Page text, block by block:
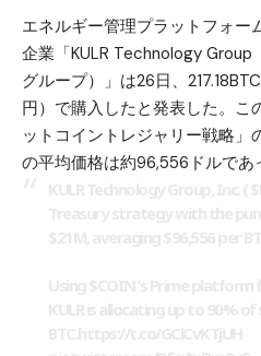
エネルギー管理プラットフォー
企業「KULR Technology Group
グループ）」は26日、
円）で購入したと発表した。こ
ットコイントレジャリー戦略」
の平均価格は約96,556ドルであ